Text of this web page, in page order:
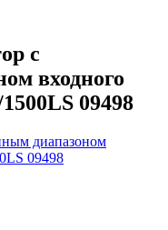
с
входного
09498
диапазоном
09498